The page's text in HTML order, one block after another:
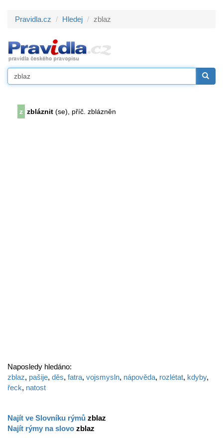
Pravidla.cz Hledej zblaz
z zbláznit (se), příč. zblázněn
Naposledy hledáno:
zblaz, pašije, děs, fatra, vojsmysln, nápověda, rozlétat, kdyby,
řeck, natost
Najít ve Slovníku rýmů zblaz
Najít rýmy na slovo zblaz